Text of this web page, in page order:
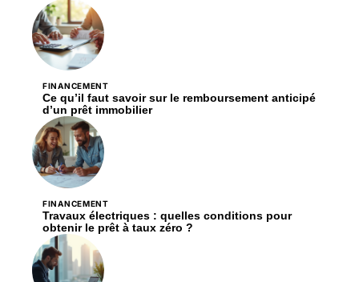
FINANCEMENT
Ce qu’il faut savoir sur le remboursement anticipé
d’un prêt immobilier
FINANCEMENT
Travaux électriques : quelles conditions pour
obtenir le prêt à taux zéro ?